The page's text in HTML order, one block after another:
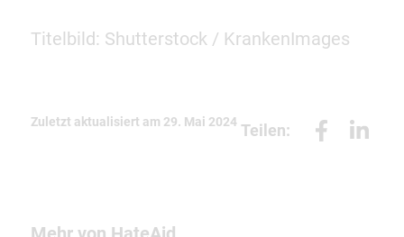
Titelbild: Shutterstock / KrankenImages
Zuletzt aktualisiert am 29. Mai 2024 Teilen: